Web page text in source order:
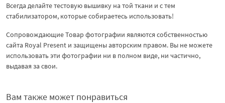
Всегда делайте тестовую вышивку на той ткани и с тем
стабилизатором, которые собираетесь использовать!
Сопровождающие Товар фотографии являются собственностью
сайта Royal Present и защищены авторским правом. Вы не можете
использовать эти фотографии ни в полном виде, ни частично,
выдавая за свои.
Вам также может понравиться